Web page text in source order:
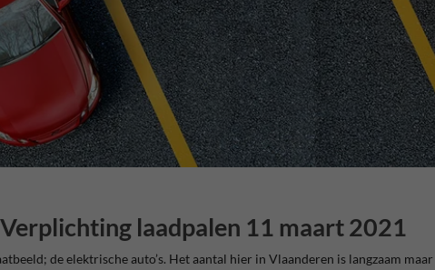
Verplichting laadpalen 11 maart 2021
de elektrische auto’s. Het aantal hier in Vlaanderen is langzaam